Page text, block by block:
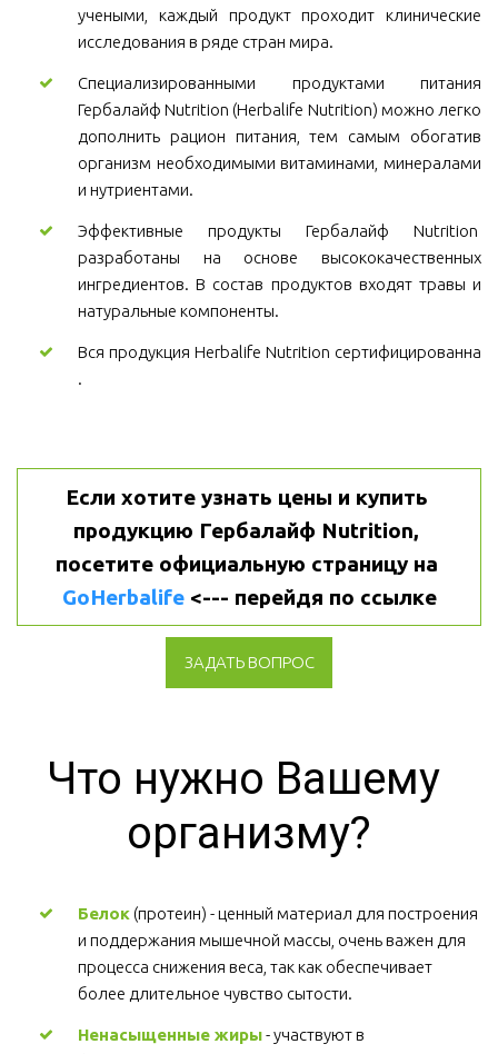
учеными, каждый продукт проходит клинические
исследования в ряде стран мира.
Специализированными продуктами питания
Гербалайф Nutrition (Herbalife Nutrition) можно легко
дополнить рацион питания, тем самым обогатив
организм необходимыми витаминами, минералами
и нутриентами.
Эффективные продукты Гербалайф Nutrition
разработаны на основе высококачественных
ингредиентов. В состав продуктов входят травы и
натуральные компоненты.
Вся продукция Herbalife Nutrition сертифицированна
.
Если хотите узнать цены и купить
продукцию Гербалайф Nutrition,
GoHerbalife <--- перейдя по ссылке
ЗАДАТЬ ВОПРОС
Что нужно Вашему
организму?
Белок (протеин) - ценный материал для построения
и поддержания мышечной массы, очень важен для
процесса снижения веса, так как обеспечивает
более длительное чувство сытости.
Ненасыщенные жиры - участвуют в